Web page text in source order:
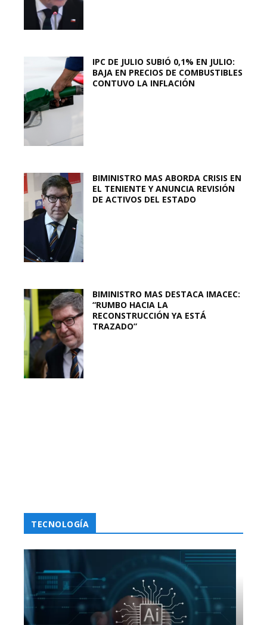
IPC DE JULIO SUBIÓ 0,1% EN JULIO:
BAJA EN PRECIOS DE COMBUSTIBLES
CONTUVO LA INFLACIÓN
BIMINISTRO MAS ABORDA CRISIS EN
EL TENIENTE Y ANUNCIA REVISIÓN
DE ACTIVOS DEL ESTADO
BIMINISTRO MAS DESTACA IMACEC:
“RUMBO HACIA LA
RECONSTRUCCIÓN YA ESTÁ
TRAZADO”
TECNOLOGÍA